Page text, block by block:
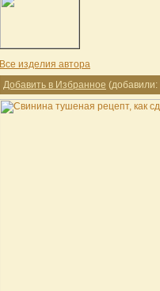
Все изделия автора
Добавить в Избранное (добавили: